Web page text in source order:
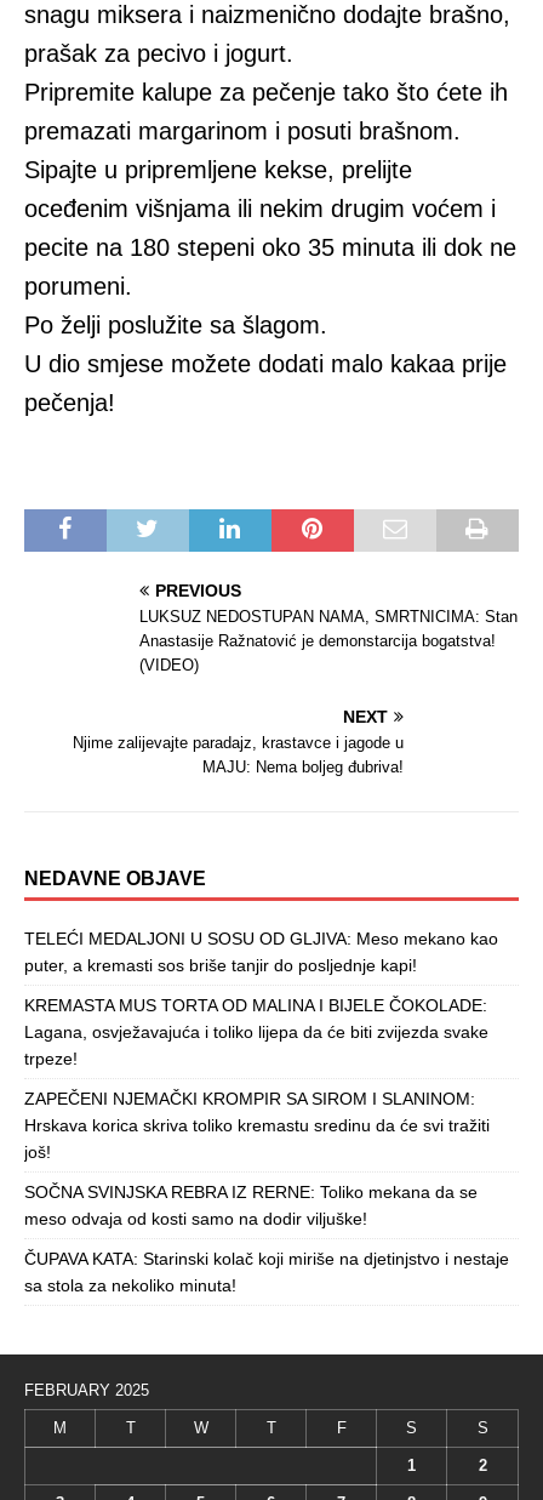
snagu miksera i naizmenično dodajte brašno,
prašak za pecivo i jogurt.
Pripremite kalupe za pečenje tako što ćete ih
premazati margarinom i posuti brašnom.
Sipajte u pripremljene kekse, prelijte
oceđenim višnjama ili nekim drugim voćem i
pecite na 180 stepeni oko 35 minuta ili dok ne
porumeni.
Po želji poslužite sa šlagom.
U dio smjese možete dodati malo kakaa prije
pečenja!
PREVIOUS
LUKSUZ NEDOSTUPAN NAMA, SMRTNICIMA: Stan
Anastasije Ražnatović je demonstarcija bogatstva!
(VIDEO)
NEXT
Njime zalijevajte paradajz, krastavce i jagode u
MAJU: Nema boljeg đubriva!
NEDAVNE OBJAVE
TELEĆI MEDALJONI U SOSU OD GLJIVA: Meso mekano kao
puter, a kremasti sos briše tanjir do posljednje kapi!
KREMASTA MUS TORTA OD MALINA I BIJELE ČOKOLADE:
Lagana, osvježavajuća i toliko lijepa da će biti zvijezda svake
trpeze!
ZAPEČENI NJEMAČKI KROMPIR SA SIROM I SLANINOM:
Hrskava korica skriva toliko kremastu sredinu da će svi tražiti
još!
SOČNA SVINJSKA REBRA IZ RERNE: Toliko mekana da se
meso odvaja od kosti samo na dodir viljuške!
ČUPAVA KATA: Starinski kolač koji miriše na djetinjstvo i nestaje
sa stola za nekoliko minuta!
FEBRUARY 2025
M T W T F S S
1 2